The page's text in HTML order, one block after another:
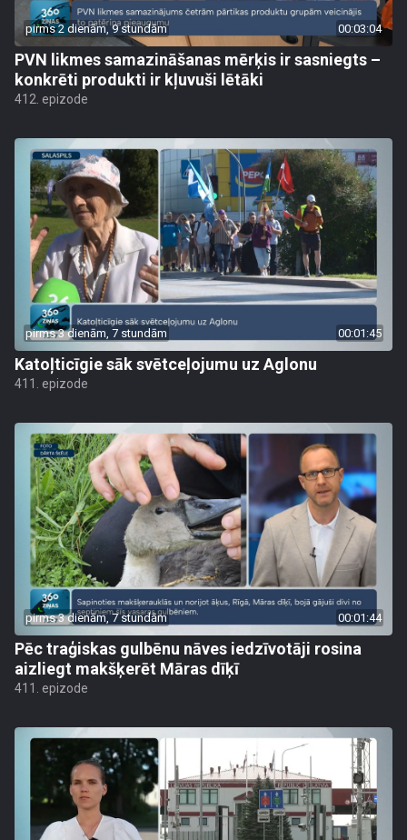
pirms 2 dienām, 9 stundām 00:03:04
PVN likmes samazināšanas mērķis ir sasniegts –
konkrēti produkti ir kļuvuši lētāki
412. epizode
pirms 3 dienām, 7 stundām 00:01:45
Katoļticīgie sāk svētceļojumu uz Aglonu
411. epizode
pirms 3 dienām, 7 stundām 00:01:44
Pēc traģiskas gulbēnu nāves iedzīvotāji rosina
aizliegt makšķerēt Māras dīķī
411. epizode